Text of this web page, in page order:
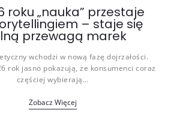
roku „nauka” przestaje
– staje się
przewagą marek
wchodzi w nową fazę dojrzałości.
rok jasno pokazują, że konsumenci coraz
częściej wybierają…
Zobacz Więcej